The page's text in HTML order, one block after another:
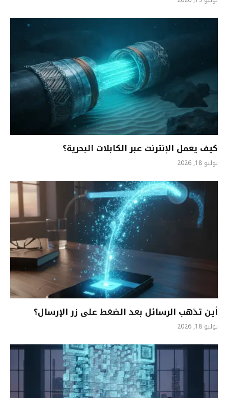
كيف يعمل الإنترنت عبر الكابلات البحرية؟
يوليو 18, 2026
أين تذهب الرسائل بعد الضغط على زر الإرسال؟
يوليو 18, 2026